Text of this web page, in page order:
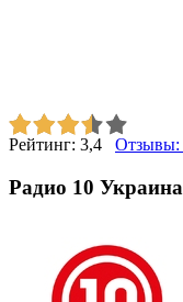
Рейтинг: 3,4 Отзывы:
Радио 10 Украина